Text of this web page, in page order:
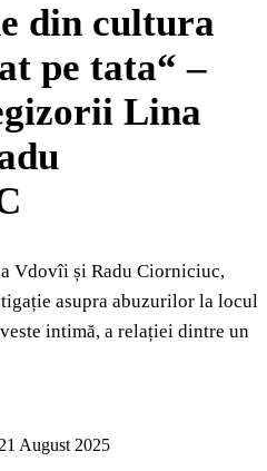
din cultura
pe tata“ –
Lina
Vdovîi și Radu Ciorniciuc,
asupra abuzurilor la locul
intimă, a relației dintre un
August 2025